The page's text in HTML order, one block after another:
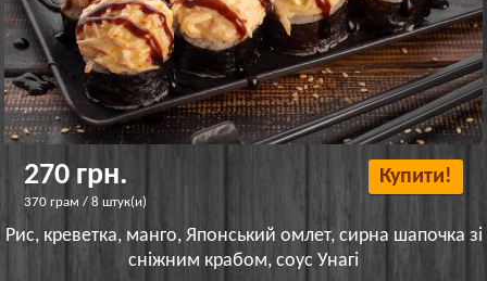
270 грн.
370 грам / 8 штук(и)
Купити!
Рис, креветка, манго, Японський омлет, сирна шапочка зі
сніжним крабом, соус Унагі